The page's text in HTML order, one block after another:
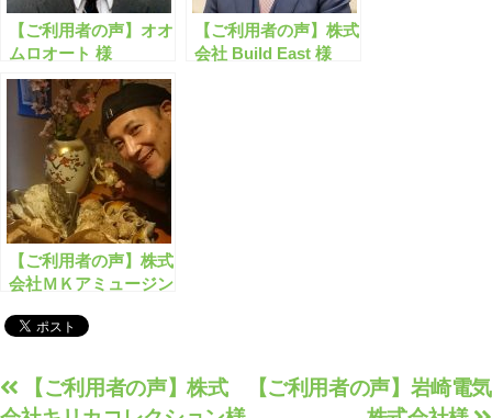
【ご利用者の声】オオ
ムロオート 様
【ご利用者の声】株式
会社 Build East 様
【ご利用者の声】株式
会社ＭＫアミュージン
投
【ご利用者の声】岩崎電気
【ご利用者の声】株式